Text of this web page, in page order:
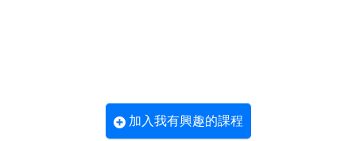
加入我有興趣的課程